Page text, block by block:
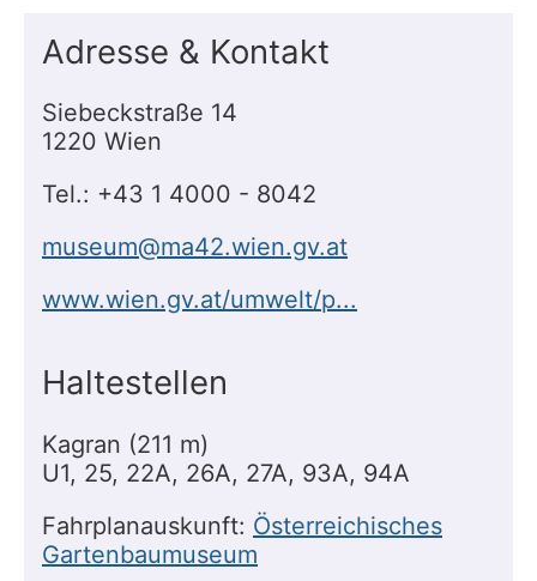
Adresse & Kontakt
Siebeckstraße 14
1220 Wien
Tel.: +43 1 4000 - 8042
museum@ma42.wien.gv.at
www.wien.gv.at/umwelt/p...
Haltestellen
Kagran (211 m)
U1, 25, 22A, 26A, 27A, 93A, 94A
Fahrplanauskunft: Österreichisches
Gartenbaumuseum